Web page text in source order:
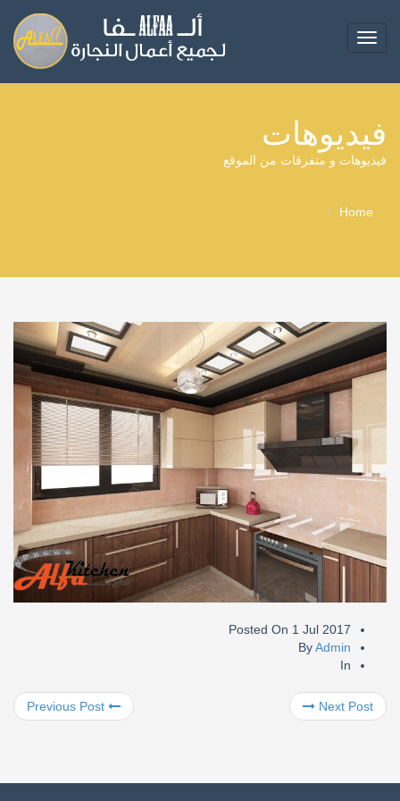
Toggle
navigation
فيديوهات
فيديوهات و متفرقات من الموقع
Home
Posted On 1 Jul 2017
ByAdmin
In
Next Post